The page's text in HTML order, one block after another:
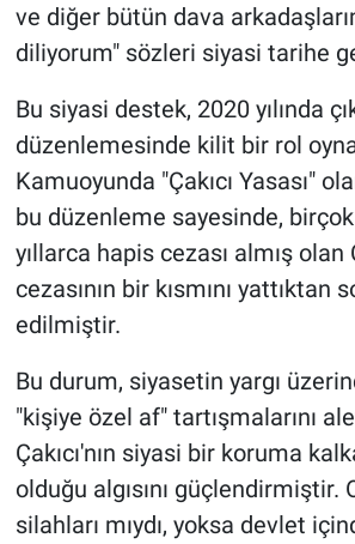
ve diğer bütün dava
diliyorum" sözleri siyasi tarihe
Bu siyasi destek, 2020 yılında
düzenlemesinde kilit bir rol
Kamuoyunda "Çakıcı Yasası"
bu düzenleme sayesinde,
yıllarca hapis cezası almış olan
cezasının bir kısmını yattıktan
edilmiştir.
Bu durum, siyasetin yargı
"kişiye özel af" tartışmalarını
Çakıcı'nın siyasi bir koruma
olduğu algısını güçlendirmiştir.
silahları mıydı, yoksa devlet